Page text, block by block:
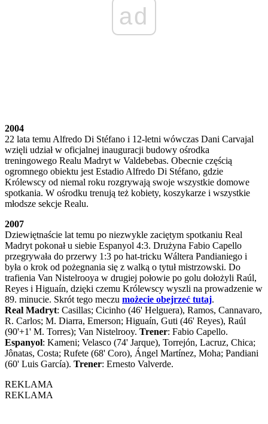
ad
2004
22 lata temu Alfredo Di Stéfano i 12-letni wówczas Dani Carvajal
wzięli udział w oficjalnej inauguracji budowy ośrodka
treningowego Realu Madryt w Valdebebas. Obecnie częścią
ogromnego obiektu jest Estadio Alfredo Di Stéfano, gdzie
Królewscy od niemal roku rozgrywają swoje wszystkie domowe
spotkania. W ośrodku trenują też kobiety, koszykarze i wszystkie
młodsze sekcje Realu.
2007
Dziewiętnaście lat temu po niezwykle zaciętym spotkaniu Real
Madryt pokonał u siebie Espanyol 4:3. Drużyna Fabio Capello
przegrywała do przerwy 1:3 po hat-tricku Wáltera Pandianiego i
była o krok od pożegnania się z walką o tytuł mistrzowski. Do
trafienia Van Nistelrooya w drugiej połowie po golu dołożyli Raúl,
Reyes i Higuaín, dzięki czemu Królewscy wyszli na prowadzenie w
89. minucie. Skrót tego meczu możecie obejrzeć tutaj.
Real Madryt: Casillas; Cicinho (46' Helguera), Ramos, Cannavaro,
R. Carlos; M. Diarra, Emerson; Higuaín, Guti (46' Reyes), Raúl
(90'+1' M. Torres); Van Nistelrooy. Trener: Fabio Capello.
Espanyol: Kameni; Velasco (74' Jarque), Torrejón, Lacruz, Chica;
Jônatas, Costa; Rufete (68' Coro), Ángel Martínez, Moha; Pandiani
(60' Luis García). Trener: Ernesto Valverde.
REKLAMA
REKLAMA